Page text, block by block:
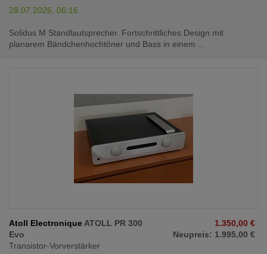
28.07.2026, 06:16
Solidus M Standlautsprecher. Fortschrittliches Design mit
planarem Bändchenhochtöner und Bass in einem ...
Atoll ElectroniqueATOLL PR 300
Evo
Transistor-Vorverstärker
1.350,00 €
Neupreis: 1.995,00 €